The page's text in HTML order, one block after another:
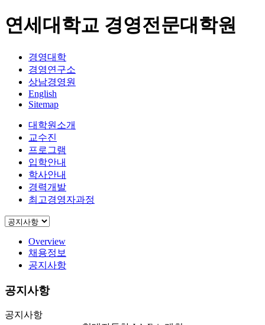
연세대학교 경영전문대학원
경영대학
경영연구소
상남경영원
English
Sitemap
대학원소개
교수진
프로그램
입학안내
학사안내
경력개발
최고경영자과정
Overview
채용정보
공지사항
공지사항
공지사항